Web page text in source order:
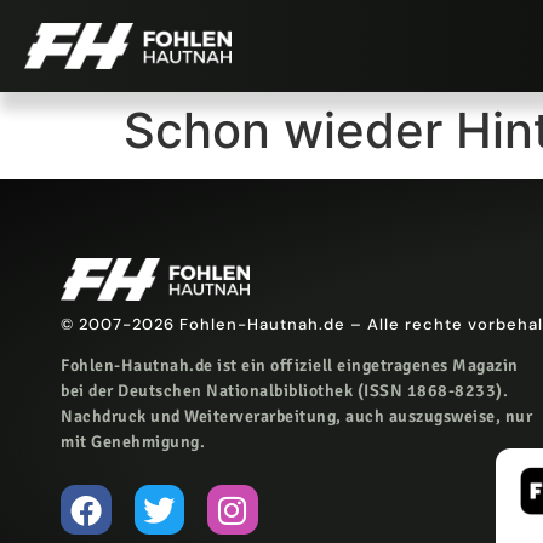
Schon wieder
© 2007-2026 Fohlen-Hautnah.de – Alle rechte
Fohlen-Hautnah.de ist ein offiziell eingetragenes Magazin
bei der Deutschen Nationalbibliothek (ISSN 1868-8233).
Nachdruck und Weiterverarbeitung, auch auszugsweise, nur
mit Genehmigung.